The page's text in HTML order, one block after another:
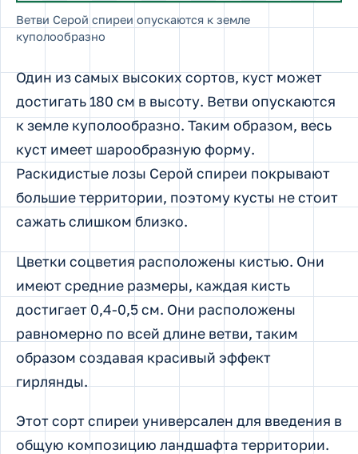
Ветви Серой спиреи опускаются к земле
куполообразно
Один из самых высоких сортов, куст может
достигать 180 см в высоту. Ветви опускаются
к земле куполообразно. Таким образом, весь
куст имеет шарообразную форму.
Раскидистые лозы Серой спиреи покрывают
большие территории, поэтому кусты не стоит
сажать слишком близко.
Цветки соцветия расположены кистью. Они
имеют средние размеры, каждая кисть
достигает 0,4-0,5 см. Они расположены
равномерно по всей длине ветви, таким
образом создавая красивый эффект
гирлянды.
Этот сорт спиреи универсален для введения в
общую композицию ландшафта территории.